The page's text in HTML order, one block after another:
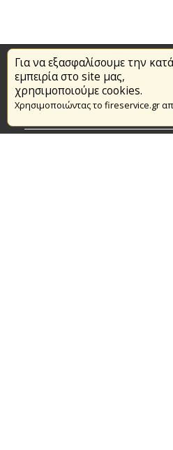
Για να εξασφαλίσουμε την
εμπειρία στο site μας,
χρησιμοποιούμε cookies.
Χρησιμοποιώντας το fireservice.gr
Επικαιρότητα
Το Πυροσβεστικό Σώμα